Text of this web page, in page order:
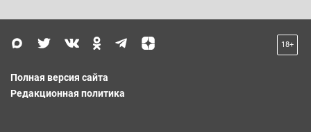
18+
Полная версия сайта
Редакционная политика